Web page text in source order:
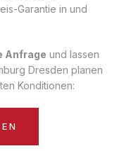
Garantie in und
Anfrage und lassen
Dresden planen
Konditionen: